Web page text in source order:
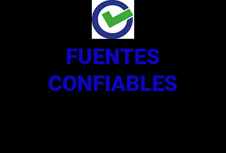
FUENTES
CONFIABLES